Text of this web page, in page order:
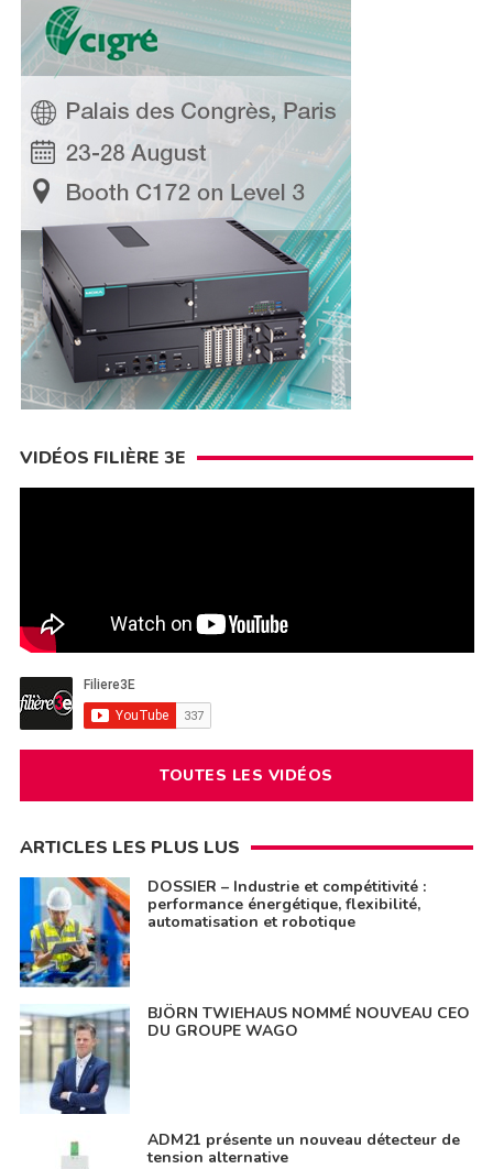
VIDÉOS FILIÈRE 3E
TOUTES LES VIDÉOS
ARTICLES LES PLUS LUS
DOSSIER – Industrie et compétitivité :
performance énergétique, flexibilité,
automatisation et robotique
BJÖRN TWIEHAUS NOMMÉ NOUVEAU CEO
DU GROUPE WAGO
ADM21 présente un nouveau détecteur de
tension alternative